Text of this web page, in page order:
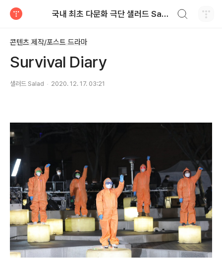
국내 최초 다문화 극단 샐러드 Salad
콘텐츠 제작/포스트 드라마
Survival Diary
샐러드 Salad 2020. 12. 17. 03:21